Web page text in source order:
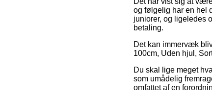
og følgelig har en hel
juniorer, og ligeledes
betaling.
Det kan immervæk
100cm, Uden hjul,
Du skal lige meget
som umådelig
omfattet af en